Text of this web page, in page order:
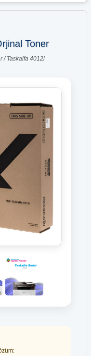
Toner
/ Taskalfa 4012i